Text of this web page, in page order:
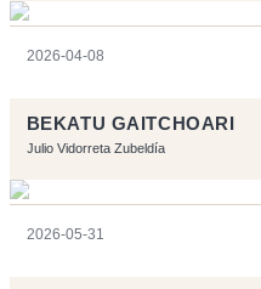
2026-04-08
BEKATU GAITCHOARI
Julio Vidorreta Zubeldía
2026-05-31